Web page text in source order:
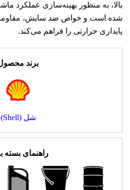
بالا، به منظور بهینه‌سازی عملکرد
شده است و خواص ضد سایش، مقاومت
پایداری حرارتی را فراهم می‌کند.
برند
شل (Shell)
راهنمای بسته